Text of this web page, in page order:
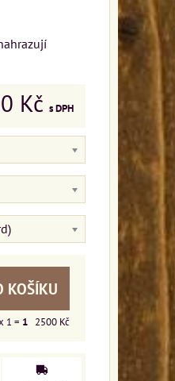
Kč s DPH
KOŠÍKU
1 = 1 2500 Kč